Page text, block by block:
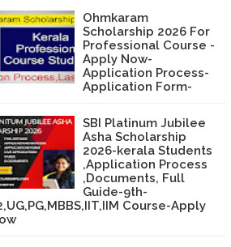
Ohmkaram
Scholarship 2026 For
Professional Course -
Apply Now-
Application Process-
Application Form-
SBI Platinum Jubilee
Asha Scholarship
2026-kerala Students
,Application Process
,Documents, Full
Guide-9th-
Course-Apply